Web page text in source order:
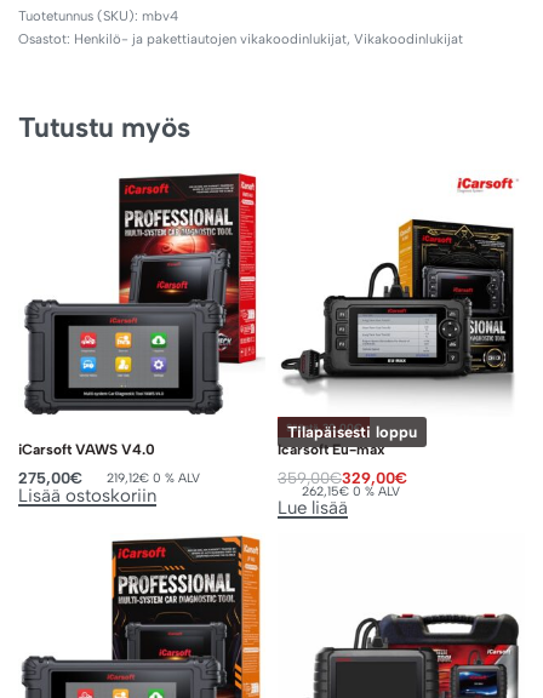
mbv4
Osastot: Henkilö- ja pakettiautojen vikakoodinlukijat, Vikakoodinlukijat
Tutustu myös
iCarsoft VAWS V4.0
275,00€ 219,12€ 0 % ALV
Lisää ostoskoriin
Säästä 30,00€
Tilapäisesti loppu
Icarsoft Eu-max
359,00€329,00€
262,15€ 0 % ALV
Lue lisää